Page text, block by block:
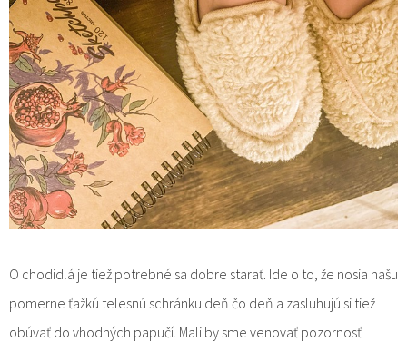
O chodidlá je tiež potrebné sa dobre starať. Ide o to, že nosia našu
pomerne ťažkú ​​telesnú schránku deň čo deň a zasluhujú si tiež
obúvať do vhodných papučí. Mali by sme venovať pozornosť